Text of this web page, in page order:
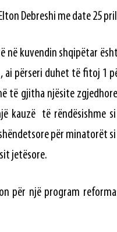
Debreshi me date 25
në kuvendin shqipëtar
ai përseri duhet të fitoj 1
të gjitha njësite
kauzë të rëndësishme
për minatorët
jetësore.
për një program